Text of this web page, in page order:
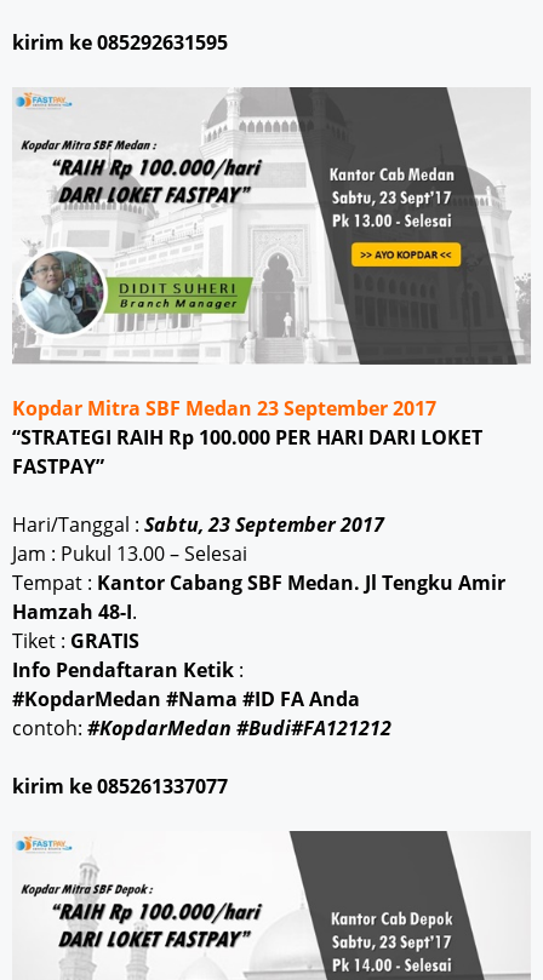
kirim ke 085292631595
Kopdar Mitra SBF Medan 23 September 2017
“STRATEGI RAIH Rp 100.000 PER HARI DARI LOKET
FASTPAY”
Hari/Tanggal : Sabtu, 23 September 2017
Jam : Pukul 13.00 – Selesai
Tempat : Kantor Cabang SBF Medan. Jl Tengku Amir
Hamzah 48-I.
Tiket : GRATIS
Info Pendaftaran Ketik :
#KopdarMedan #Nama #ID FA Anda
contoh: #KopdarMedan #Budi#FA121212
kirim ke 085261337077